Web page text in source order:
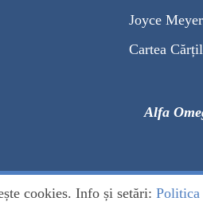
Joyce Meyer
Cartea
Alfa
cookies. Info și setări: Politica